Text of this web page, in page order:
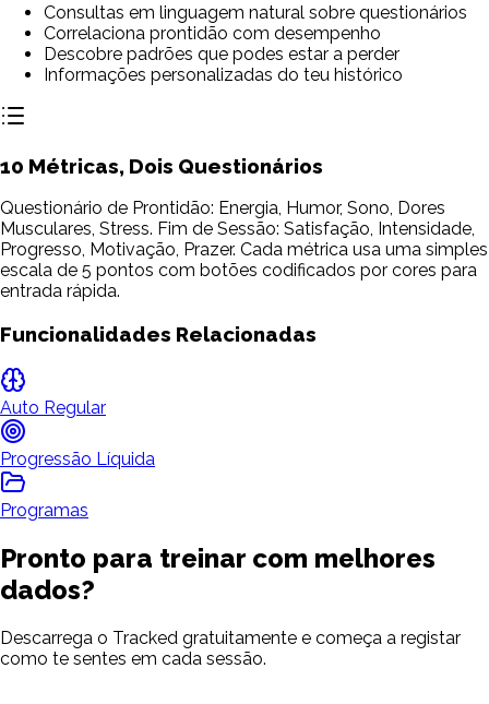
Consultas em linguagem natural sobre questionários
Correlaciona prontidão com desempenho
Descobre padrões que podes estar a perder
Informações personalizadas do teu histórico
10 Métricas, Dois Questionários
Questionário de Prontidão: Energia, Humor, Sono, Dores
Musculares, Stress. Fim de Sessão: Satisfação, Intensidade,
Progresso, Motivação, Prazer. Cada métrica usa uma simples
escala de 5 pontos com botões codificados por cores para
entrada rápida.
Funcionalidades Relacionadas
Auto Regular
Progressão Líquida
Programas
Pronto para treinar com melhores
dados?
Descarrega o Tracked gratuitamente e começa a registar
como te sentes em cada sessão.